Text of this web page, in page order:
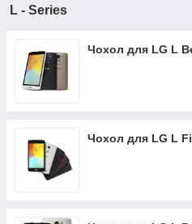
L - Series
Чохол для LG L
Чохол для LG L